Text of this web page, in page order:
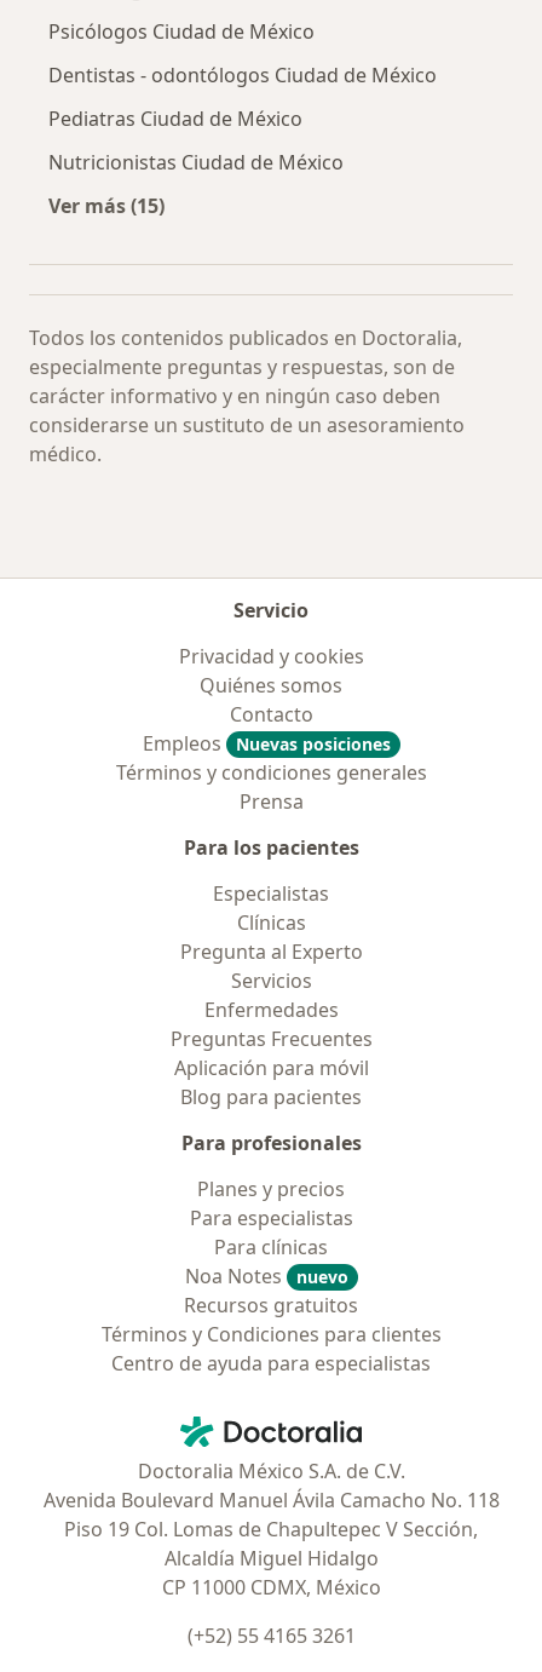
Psicólogos Ciudad de México
Dentistas - odontólogos Ciudad de México
Pediatras Ciudad de México
Nutricionistas Ciudad de México
Ver más (15)
Todos los contenidos publicados en Doctoralia,
especialmente preguntas y respuestas, son de
carácter informativo y en ningún caso deben
considerarse un sustituto de un asesoramiento
médico.
Servicio
Privacidad y cookies
Quiénes somos
Contacto
Empleos
Nuevas posiciones
Términos y condiciones generales
Prensa
Para los pacientes
Especialistas
Clínicas
Pregunta al Experto
Servicios
Enfermedades
Preguntas Frecuentes
Aplicación para móvil
Blog para pacientes
Para profesionales
Planes y precios
Para especialistas
Para clínicas
Noa Notes
nuevo
Recursos gratuitos
Términos y Condiciones para clientes
Centro de ayuda para especialistas
Doctoralia - Página de inicio
Doctoralia México S.A. de C.V.
Avenida Boulevard Manuel Ávila Camacho No. 118
Piso 19 Col. Lomas de Chapultepec V Sección,
Alcaldía Miguel Hidalgo
CP 11000 CDMX, México
(+52) 55 4165 3261